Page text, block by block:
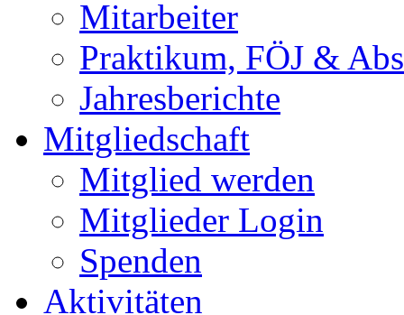
Mitarbeiter
Praktikum, FÖJ &
Jahresberichte
Mitgliedschaft
Mitglied werden
Mitglieder Login
Spenden
Aktivitäten